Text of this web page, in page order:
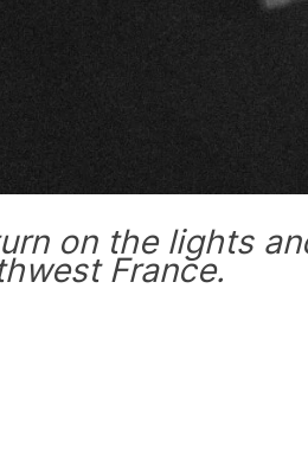
on the lights
France.